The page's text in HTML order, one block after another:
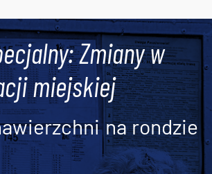
Zmiany w
miejskiej
na rondzie